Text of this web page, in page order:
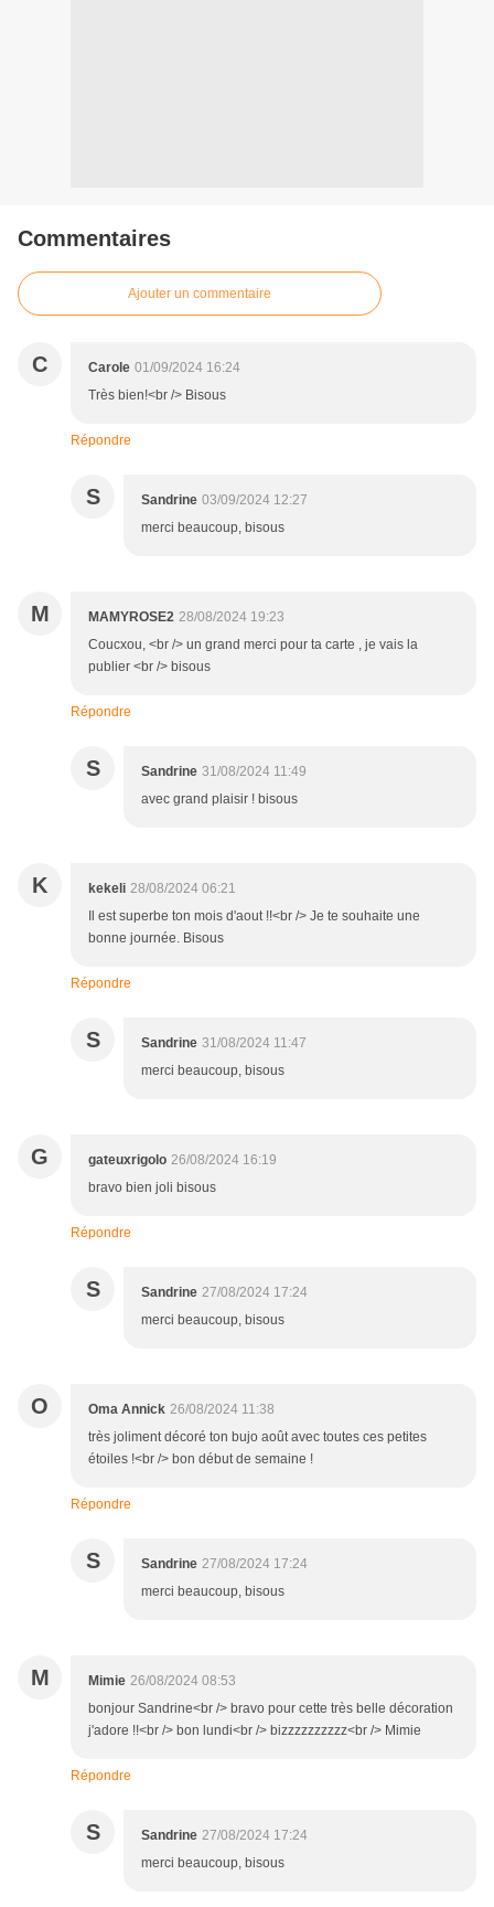
Commentaires
Ajouter un commentaire
C Carole 01/09/2024 16:24
Très bien!<br /> Bisous
Répondre
S Sandrine 03/09/2024 12:27
merci beaucoup, bisous
M MAMYROSE2 28/08/2024 19:23
Coucxou, <br /> un grand merci pour ta carte , je vais la
publier <br /> bisous
Répondre
S Sandrine 31/08/2024 11:49
avec grand plaisir ! bisous
K kekeli 28/08/2024 06:21
Il est superbe ton mois d'aout !!<br /> Je te souhaite une
bonne journée. Bisous
Répondre
S Sandrine 31/08/2024 11:47
merci beaucoup, bisous
G gateuxrigolo 26/08/2024 16:19
bravo bien joli bisous
Répondre
S Sandrine 27/08/2024 17:24
merci beaucoup, bisous
O Oma Annick 26/08/2024 11:38
très joliment décoré ton bujo août avec toutes ces petites
étoiles !<br /> bon début de semaine !
Répondre
S Sandrine 27/08/2024 17:24
merci beaucoup, bisous
M Mimie 26/08/2024 08:53
bonjour Sandrine<br /> bravo pour cette très belle décoration
j'adore !!<br /> bon lundi<br /> bizzzzzzzzzz<br /> Mimie
Répondre
S Sandrine 27/08/2024 17:24
merci beaucoup, bisous